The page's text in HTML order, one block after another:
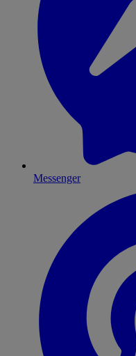
Messenger